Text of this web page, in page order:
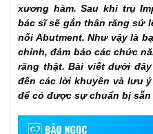
xương hàm. Sau khi trụ
bác sĩ sẽ gắn thân răng sứ
nối Abutment. Như vậy là
chỉnh, đảm bảo các chức
răng thật. Bài viết dưới
đến các lời khuyên và lưu
để có được sự chuẩn bị